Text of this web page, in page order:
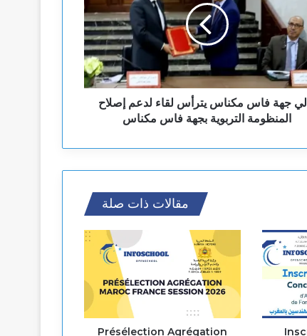
جهة فاس مكناس يترأس لقاء لدعم إصلاح
المنظومة التربوية بجهة فاس مكناس
مقالات ذات صلة
Présélection Agrégation